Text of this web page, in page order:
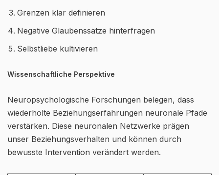
Grenzen klar definieren
Negative Glaubenssätze hinterfragen
Selbstliebe kultivieren
Wissenschaftliche Perspektive
Neuropsychologische Forschungen belegen, dass
wiederholte Beziehungserfahrungen neuronale Pfade
verstärken. Diese neuronalen Netzwerke prägen
unser Beziehungsverhalten und können durch
bewusste Intervention verändert werden.